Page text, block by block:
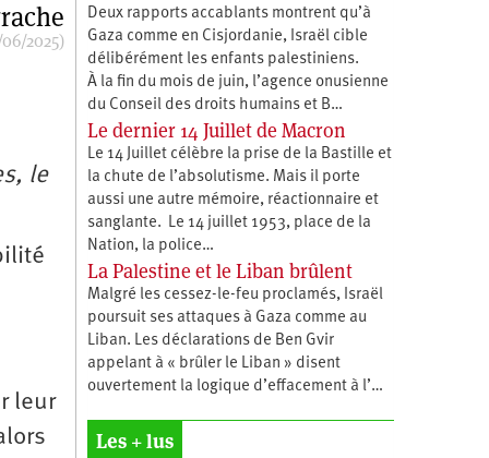
2025)
le
leur
Deux rapports accablants montrent qu’à
Gaza comme en Cisjordanie, Israël cible
délibérément les enfants palestiniens.
À la fin du mois de juin, l’agence onusienne
du Conseil des droits humains et B…
Le dernier 14 Juillet de Macron
Le 14 Juillet célèbre la prise de la Bastille et
la chute de l’absolutisme. Mais il porte
aussi une autre mémoire, réactionnaire et
sanglante. Le 14 juillet 1953, place de la
Nation, la police…
La Palestine et le Liban brûlent
Malgré les cessez-le-feu proclamés, Israël
poursuit ses attaques à Gaza comme au
Liban. Les déclarations de Ben Gvir
appelant à « brûler le Liban » disent
ouvertement la logique d’effacement à l’…
Les + lus